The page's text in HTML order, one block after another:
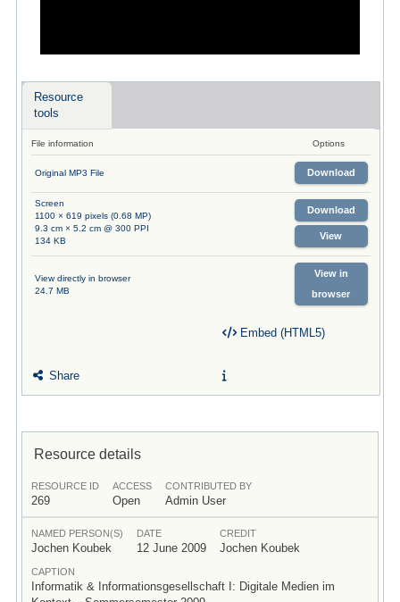
Resource
tools
File information Options
Original MP3 File Download
Screen
1100 × 619 pixels (0.68 MP)
9.3 cm × 5.2 cm @ 300 PPI
134 KB
Download
View
View directly in browser
24.7 MB
View in
browser
Share
Embed (HTML5)
Resource details
RESOURCE ID
269
ACCESS
Open
CONTRIBUTED BY
Admin User
NAMED PERSON(S)
Jochen Koubek
DATE
12 June 2009
CREDIT
Jochen Koubek
CAPTION
Informatik & Informationsgesellschaft I: Digitale Medien im